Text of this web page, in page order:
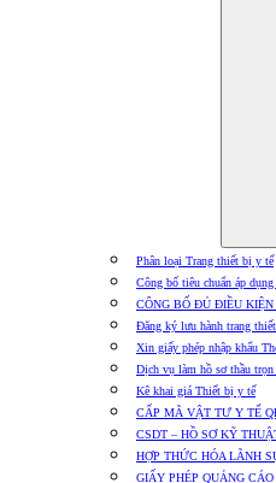
Phân loại Trang thiết bị y tế
Công bố tiêu chuẩn áp
CÔNG BỐ ĐỦ ĐIỀU
Đăng ký lưu hành trang
Xin giấy phép nhập khẩu
Dịch vụ làm hồ sơ thầu trọn
Kê khai giá Thiết bị y tế
CẤP MÃ VẬT TƯ Y TẾ
CSDT – HỒ SƠ KỸ
HỢP THỨC HÓA LÃNH
GIẤY PHÉP QUẢNG